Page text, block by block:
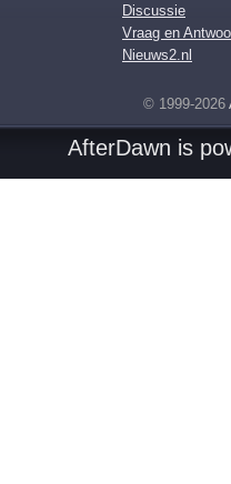
Discussie
Vraag en
Nieuws2.nl
© 1999-2026
AfterDawn is